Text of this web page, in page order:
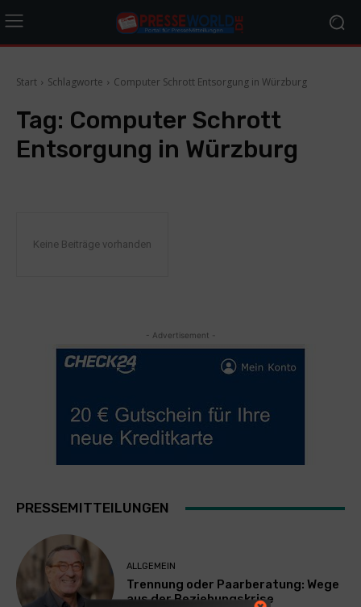
Start Schlagworte Computer Schrott Entsorgung in Würzburg
Tag: Computer Schrott
Entsorgung in Würzburg
Keine Beiträge vorhanden
- Advertisement -
PRESSEMITTEILUNGEN
ALLGEMEIN
Trennung oder Paarberatung: Wege
aus der Beziehungskrise